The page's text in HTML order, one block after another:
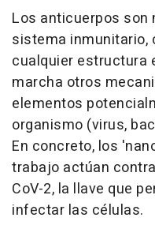
Los anticuerpos
sistema inmunitario,
cualquier estructura
marcha otros
elementos
organismo (virus,
En concreto, los
trabajo actúan
CoV-2, la llave que
infectar las células.